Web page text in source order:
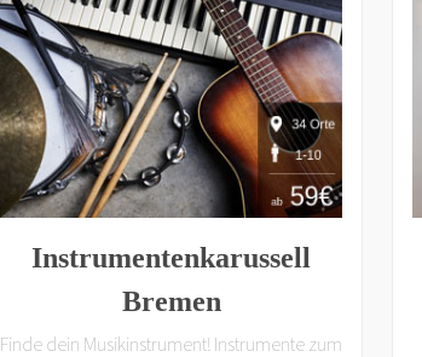
Instrumentenkarussell
Bremen
Finde dein Musikinstrument! Instrumente zum